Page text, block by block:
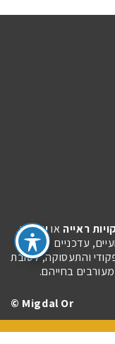
ראייה אועיוורון.
עדכניים
והתעסוקה, לטובת
בחייהם.
Migdal Or ©